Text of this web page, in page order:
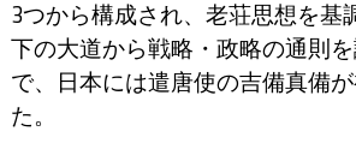
3つから構成され、老荘思想を基
下の大道から戦略・政略の通則
で、日本には遣唐使の吉備真備
た。